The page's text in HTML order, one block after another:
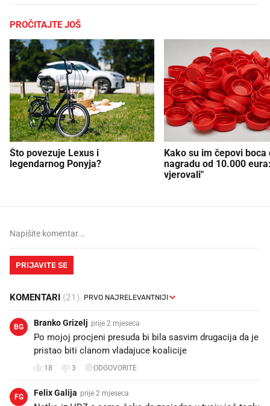
PROČITAJTE JOŠ
Što povezuje Lexus i
legendarnog Ponyja?
Kako su im čepovi boca
nagradu od 10.000
vjerovali"
PRIJAVITE SE
KOMENTARI (21)
BG Branko Grizelj prije 2 mjeseca
Po mojoj procjeni presuda bi bila sasvim drugacija da je
pristao biti clanom vladajuce koalicije
18 3 ODGOVORITE
FG Felix Galija prije 2 mjeseca